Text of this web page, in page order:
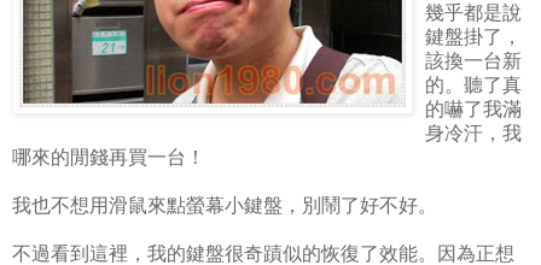
幾乎都是說
鍵盤掛了，
該換一台新
的。聽了真
的嚇了我滿
身冷汗，我
哪來的閒錢再買一台！
我也不想用滑鼠來點螢幕小鍵盤，別鬧了好不好。
不過看到這裡，我的鍵盤很奇蹟似的恢復了效能。因為正想